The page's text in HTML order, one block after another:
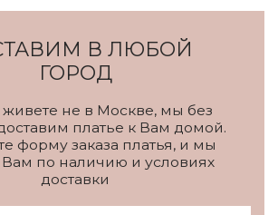
В ЛЮБОЙ
ГОРОД
не в Москве, мы без
платье к Вам домой.
форму заказа платья, и мы
Вам по наличию и условиях
доставки